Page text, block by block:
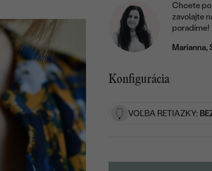
Chcete
zavolajte
poradíme!
Marianna,
Konfigurácia
VOĽBA RETIAZKY: